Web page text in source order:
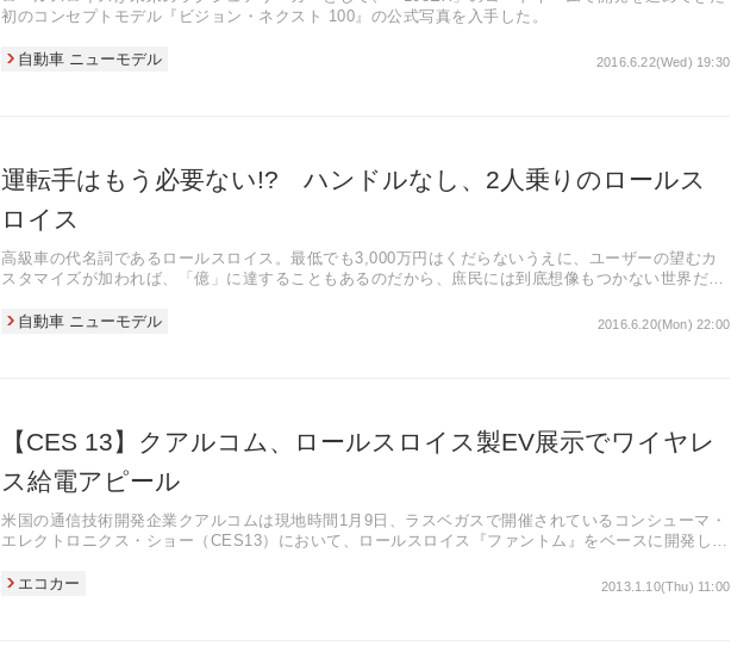
自動車 ニューモデル 2016.6.22(Wed) 19:30
初のコンセプトモデル『ビジョン・ネクスト 100』の公式写真を入手した。
自動車 ニューモデル 2016.6.20(Mon) 22:00
運転手はもう必要ない!? ハンドルなし、2人乗りのロールス
ロイス
高級車の代名詞であるロールスロイス。最低でも3,000万円はくだらないうえに、ユーザーの望むカ
スタマイズが加われば、「億」に達することもあるのだから、庶民には到底想像もつかない世界だ。
エコカー 2013.1.10(Thu) 11:00
【CES 13】クアルコム、ロールスロイス製EV展示でワイヤレ
ス給電アピール
米国の通信技術開発企業クアルコムは現地時間1月9日、ラスベガスで開催されているコンシューマ・
エレクトロニクス・ショー（CES13）において、ロールスロイス『ファントム』をベースに開発した